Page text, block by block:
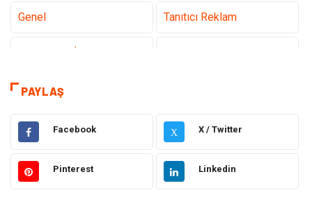
Genel Tanıtıcı Reklam
Eğitim & Kariyer
Gündem Hukuk
Moda Sağlıklı Yaşam
PAYLAŞ
Facebook X X / Twitter
Pinterest Linkedin